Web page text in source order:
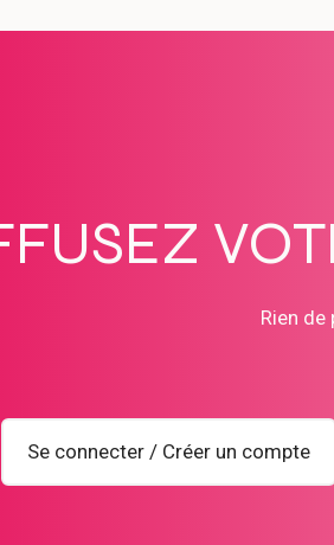
Rien
Se connecter / Créer un compte